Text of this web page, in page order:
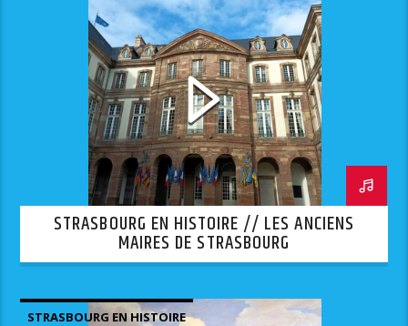
STRASBOURG EN HISTOIRE // LES ANCIENS
MAIRES DE STRASBOURG
STRASBOURG EN HISTOIRE